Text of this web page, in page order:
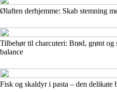
Ølaften derhjemme: Skab stemning
Tilbehør til charcuteri: Brød, grønt og
balance
Fisk og skaldyr i pasta – den delikate